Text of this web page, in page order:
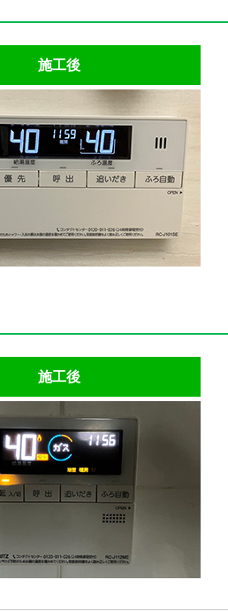
施工後
施工後